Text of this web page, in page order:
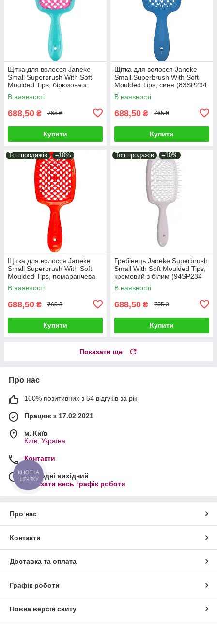
Щітка для волосся Janeke
Small Superbrush With Soft
Moulded Tips, бірюзова з
рожевим (86SP234 AR)
В наявності
688,50 ₴ 765 ₴
Купити
Щітка для волосся Janeke
Small Superbrush With Soft
Moulded Tips, синя (83SP234
BFL)
В наявності
688,50 ₴ 765 ₴
Купити
Топ продажів –10%
Щітка для волосся Janeke
Small Superbrush With Soft
Moulded Tips, помаранчева
(83SP234 OFL)
В наявності
688,50 ₴ 765 ₴
Купити
Топ продажів –10%
Гребінець Janeke Superbrush
Small With Soft Moulded Tips,
кремовий з білим (94SP234
RSA)
В наявності
688,50 ₴ 765 ₴
Купити
Показати ще
Про нас
100% позитивних з 54 відгуків за рік
Працює з 17.02.2021
м. Київ
Київ, Україна
Контакти
Сьогодні вихідний
Показати весь графік роботи
Про нас
Контакти
Доставка та оплата
Графік роботи
Повна версія сайту
КНОПКА
ЗВ'ЯЗКУ